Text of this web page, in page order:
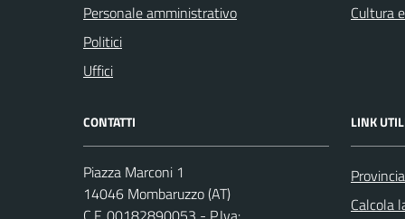
Personale amministrativo
Politici
Uffici
Cultura
CONTATTI
Piazza Marconi 1
14046 Mombaruzzo (AT)
LINK
Calcola